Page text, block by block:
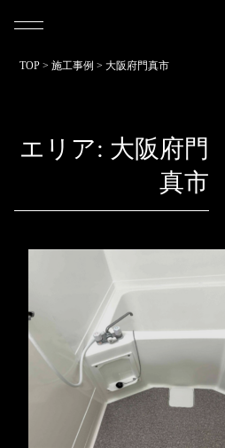
TOP > 施工事例 > 大阪府門真市
エリア: 大阪府門
真市